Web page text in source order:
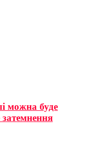
можна буде
затемнення